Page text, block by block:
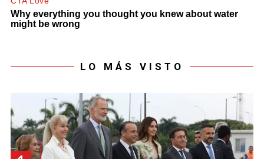
LO MÁS VISTO